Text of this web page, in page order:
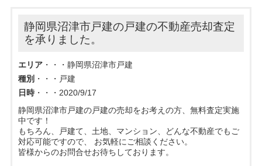
静岡県沼津市戸建の戸建の不動産売却査定
を承りました。
エリア・・・静岡県沼津市戸建
種別・・・戸建
日時・・・2020/9/17
静岡県沼津市戸建の戸建の売却をお考えの方、無料査定実施
中です！
もちろん、戸建て、土地、マンション、どんな不動産でもご
対応可能ですので、 お気軽にご相談ください。
皆様からのお問合せお待ちしております。